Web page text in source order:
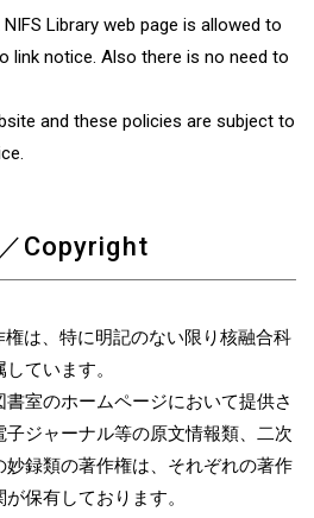
Library web page is allowed to
link notice. Also there is no need to
and these policies are subject to
Copyright
権は、特に明記のない限り核融合科
ています。
室のホームページにおいて提供さ
ジャーナル等の原文情報類、二次
妙録類の著作権は、それぞれの著作
保有しております。